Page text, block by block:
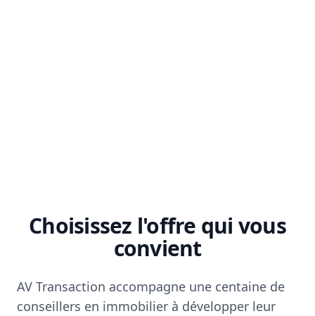
Choisissez l'offre qui vous
convient
AV Transaction accompagne une centaine de
conseillers en immobilier à développer leur